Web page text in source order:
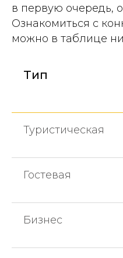
в первую очередь,
Ознакомиться с
можно в таблице
Тип
Туристическая
Гостевая
Бизнес